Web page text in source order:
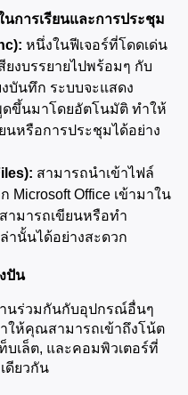
การเรียนและการประชุม
หนึ่งในฟีเจอร์ที่โดดเด่น
งบรรยายไปพร้อมๆ กับ
งบันทึก ระบบจะแสดง
ขึ้นมาโดยอัตโนมัติ ทำให้
หรือการประชุมได้อย่าง
สามารถนำเข้าไฟล์
Microsoft Office เข้ามาใน
ามารถเขียนหรือทำ
านั้นได้อย่างสะดวก
ปัน
านร่วมกันกับอุปกรณ์อื่นๆ
ำให้คุณสามารถเข้าถึงโน้ต
เล็ต, และคอมพิวเตอร์ที่
ดียวกัน